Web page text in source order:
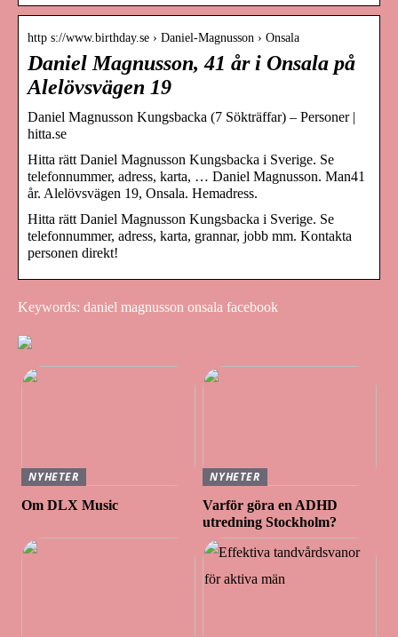
http s://www.birthday.se › Daniel-Magnusson › Onsala
Daniel Magnusson, 41 år i Onsala på
Alelövsvägen 19
Daniel Magnusson Kungsbacka (7 Sökträffar) – Personer |
hitta.se
Hitta rätt Daniel Magnusson Kungsbacka i Sverige. Se
telefonnummer, adress, karta, … Daniel Magnusson. Man41
år. Alelövsvägen 19, Onsala. Hemadress.
Hitta rätt Daniel Magnusson Kungsbacka i Sverige. Se
telefonnummer, adress, karta, grannar, jobb mm. Kontakta
personen direkt!
Keywords: daniel magnusson onsala facebook
NYHETER
Om DLX Music
NYHETER
Varför göra en ADHD
utredning Stockholm?